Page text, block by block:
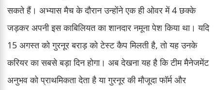
सकते हैं। अभ्यास मैच के दौरान उन्होंने एक ही ओवर में 4 छक्के
जड़कर अपनी इस काबिलियत का शानदार नमूना पेश किया था। यदि
15 अगस्त को गुरनूर बराड़ को टेस्ट कैप मिलती है, तो यह उनके
करियर का सबसे बड़ा दिन होगा। अब देखना यह है कि टीम मैनेजमेंट
अनुभव को प्राथमिकता देता है या गुरनूर की मौजूदा फॉर्म और